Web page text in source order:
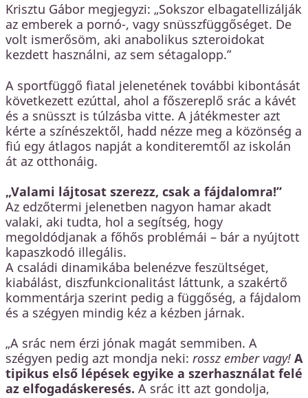
Krisztu Gábor megjegyzi: „Sokszor elbagatellizálják
az emberek a pornó-, vagy snüsszfüggőséget. De
volt ismerősöm, aki anabolikus szteroidokat
kezdett használni, az sem sétagalopp.”
A sportfüggő fiatal jelenetének további kibontását
következett ezúttal, ahol a főszereplő srác a kávét
és a snüsszt is túlzásba vitte. A játékmester azt
kérte a színészektől, hadd nézze meg a közönség a
fiú egy átlagos napját a konditeremtől az iskolán
át az otthonáig.
„Valami lájtosat szerezz, csak a fájdalomra!”
Az edzőtermi jelenetben nagyon hamar akadt
valaki, aki tudta, hol a segítség, hogy
megoldódjanak a főhős problémái – bár a nyújtott
kapaszkodó illegális.
A családi dinamikába belenézve feszültséget,
kiabálást, diszfunkcionalitást láttunk, a szakértő
kommentárja szerint pedig a függőség, a fájdalom
és a szégyen mindig kéz a kézben járnak.
„A srác nem érzi jónak magát semmiben. A
szégyen pedig azt mondja neki: rossz ember vagy! A
tipikus első lépések egyike a szerhasználat felé
az elfogadáskeresés. A srác itt azt gondolja,